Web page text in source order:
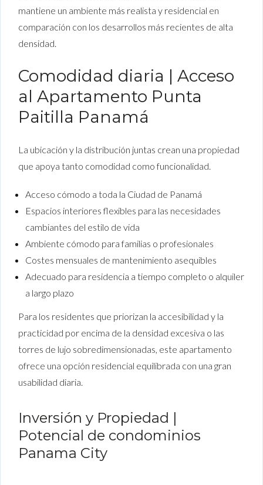
mantiene un ambiente más realista y residencial en
comparación con los desarrollos más recientes de alta
densidad.
Comodidad diaria | Acceso
al Apartamento Punta
Paitilla Panamá
La ubicación y la distribución juntas crean una propiedad
que apoya tanto comodidad como funcionalidad.
Acceso cómodo a toda la Ciudad de Panamá
Espacios interiores flexibles para las necesidades
cambiantes del estilo de vida
Ambiente cómodo para familias o profesionales
Costes mensuales de mantenimiento asequibles
Adecuado para residencia a tiempo completo o alquiler
a largo plazo
Para los residentes que priorizan la accesibilidad y la
practicidad por encima de la densidad excesiva o las
torres de lujo sobredimensionadas, este apartamento
ofrece una opción residencial equilibrada con una gran
usabilidad diaria.
Inversión y Propiedad |
Potencial de condominios
Panama City